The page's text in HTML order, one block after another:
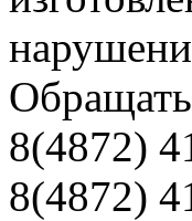
8(4872)
8(4872)